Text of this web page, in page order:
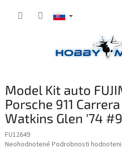
Model Kit auto
Porsche 911
Watkins Glen '74
FU12649
Priemerné
Neohodnotené Podrobnosti